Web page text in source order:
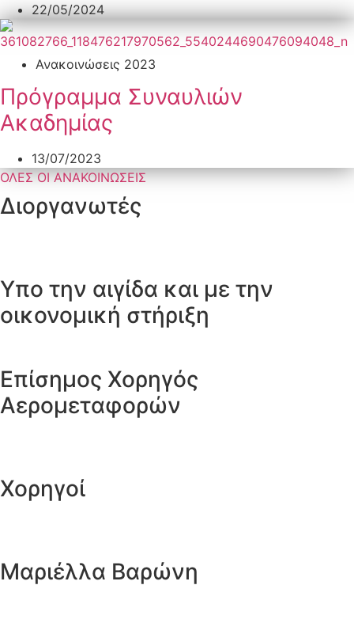
22/05/2024
Ανακοινώσεις 2023
Πρόγραμμα Συναυλιών
Ακαδημίας
13/07/2023
ΟΛΕΣ ΟΙ ΑΝΑΚΟΙΝΩΣΕΙΣ
Διοργανωτές
Υπο την αιγίδα και με την
οικονομική στήριξη
Επίσημος Χορηγός
Αερομεταφορών
Χορηγοί
Μαριέλλα Βαρώνη